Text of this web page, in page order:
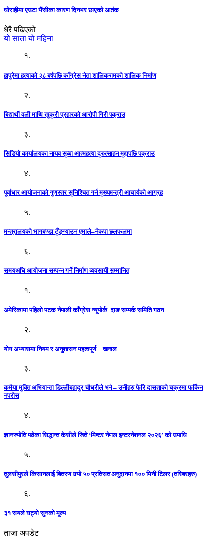
घोराहीमा एउटा भैंसीका कारण दिनभर छाएको आतंक
धेरै पढिएको
यो साता यो महिना
१.
हापुरेमा हत्याको २८ बर्षपछि काँग्रेस नेता शालिकरामको शालिक निर्माण
२.
बिद्यार्थी वली माथि खुकुरी प्रहारको आरोपी गिरी पक्राउ
३.
सिडियो कार्यालयका नायव सुब्बा आत्महत्या दुरुत्साहन मुद्दापछि पक्राउ
४.
पूर्वाधार आयोजनाको गुणस्तर सुनिश्चित गर्न मुख्यमन्त्री आचार्यको आग्रह
५.
मन्त्रालयको भागबण्डा टुँङ्ग्याउन एमाले–नेकपा छलफलमा
६.
समयअघि आयोजना सम्पन्न गर्ने निर्माण व्यवसायी सम्मानित
१.
अमेरिकामा पहिलो पटक नेपाली काँग्रेस न्यूयोर्क–दाङ सम्पर्क समिति गठन
२.
योग अभ्यासमा नियम र अनुशासन महत्वपूर्ण – खनाल
३.
कमैया मुक्ति अभियान्ता डिल्लीबहादुर चौधरीले भने – उनीहरु फेरि दासताको चक्रमा फर्किन
नपरोस
४.
ज्ञानज्योति पढेका सिद्धान्त केसीले जिते ‘मिष्टर नेपाल इन्टरनेशनल २०२६’ को उपाधि
५.
तुलसीपुरले किसानलाई बितरण गर्‍यो ५० प्रतिसत अनुदानमा १०० मिनी टिलर (तस्बिरहरु)
६.
३१ सयले घट्यो सुनको मूल्य
ताजा अपडेट